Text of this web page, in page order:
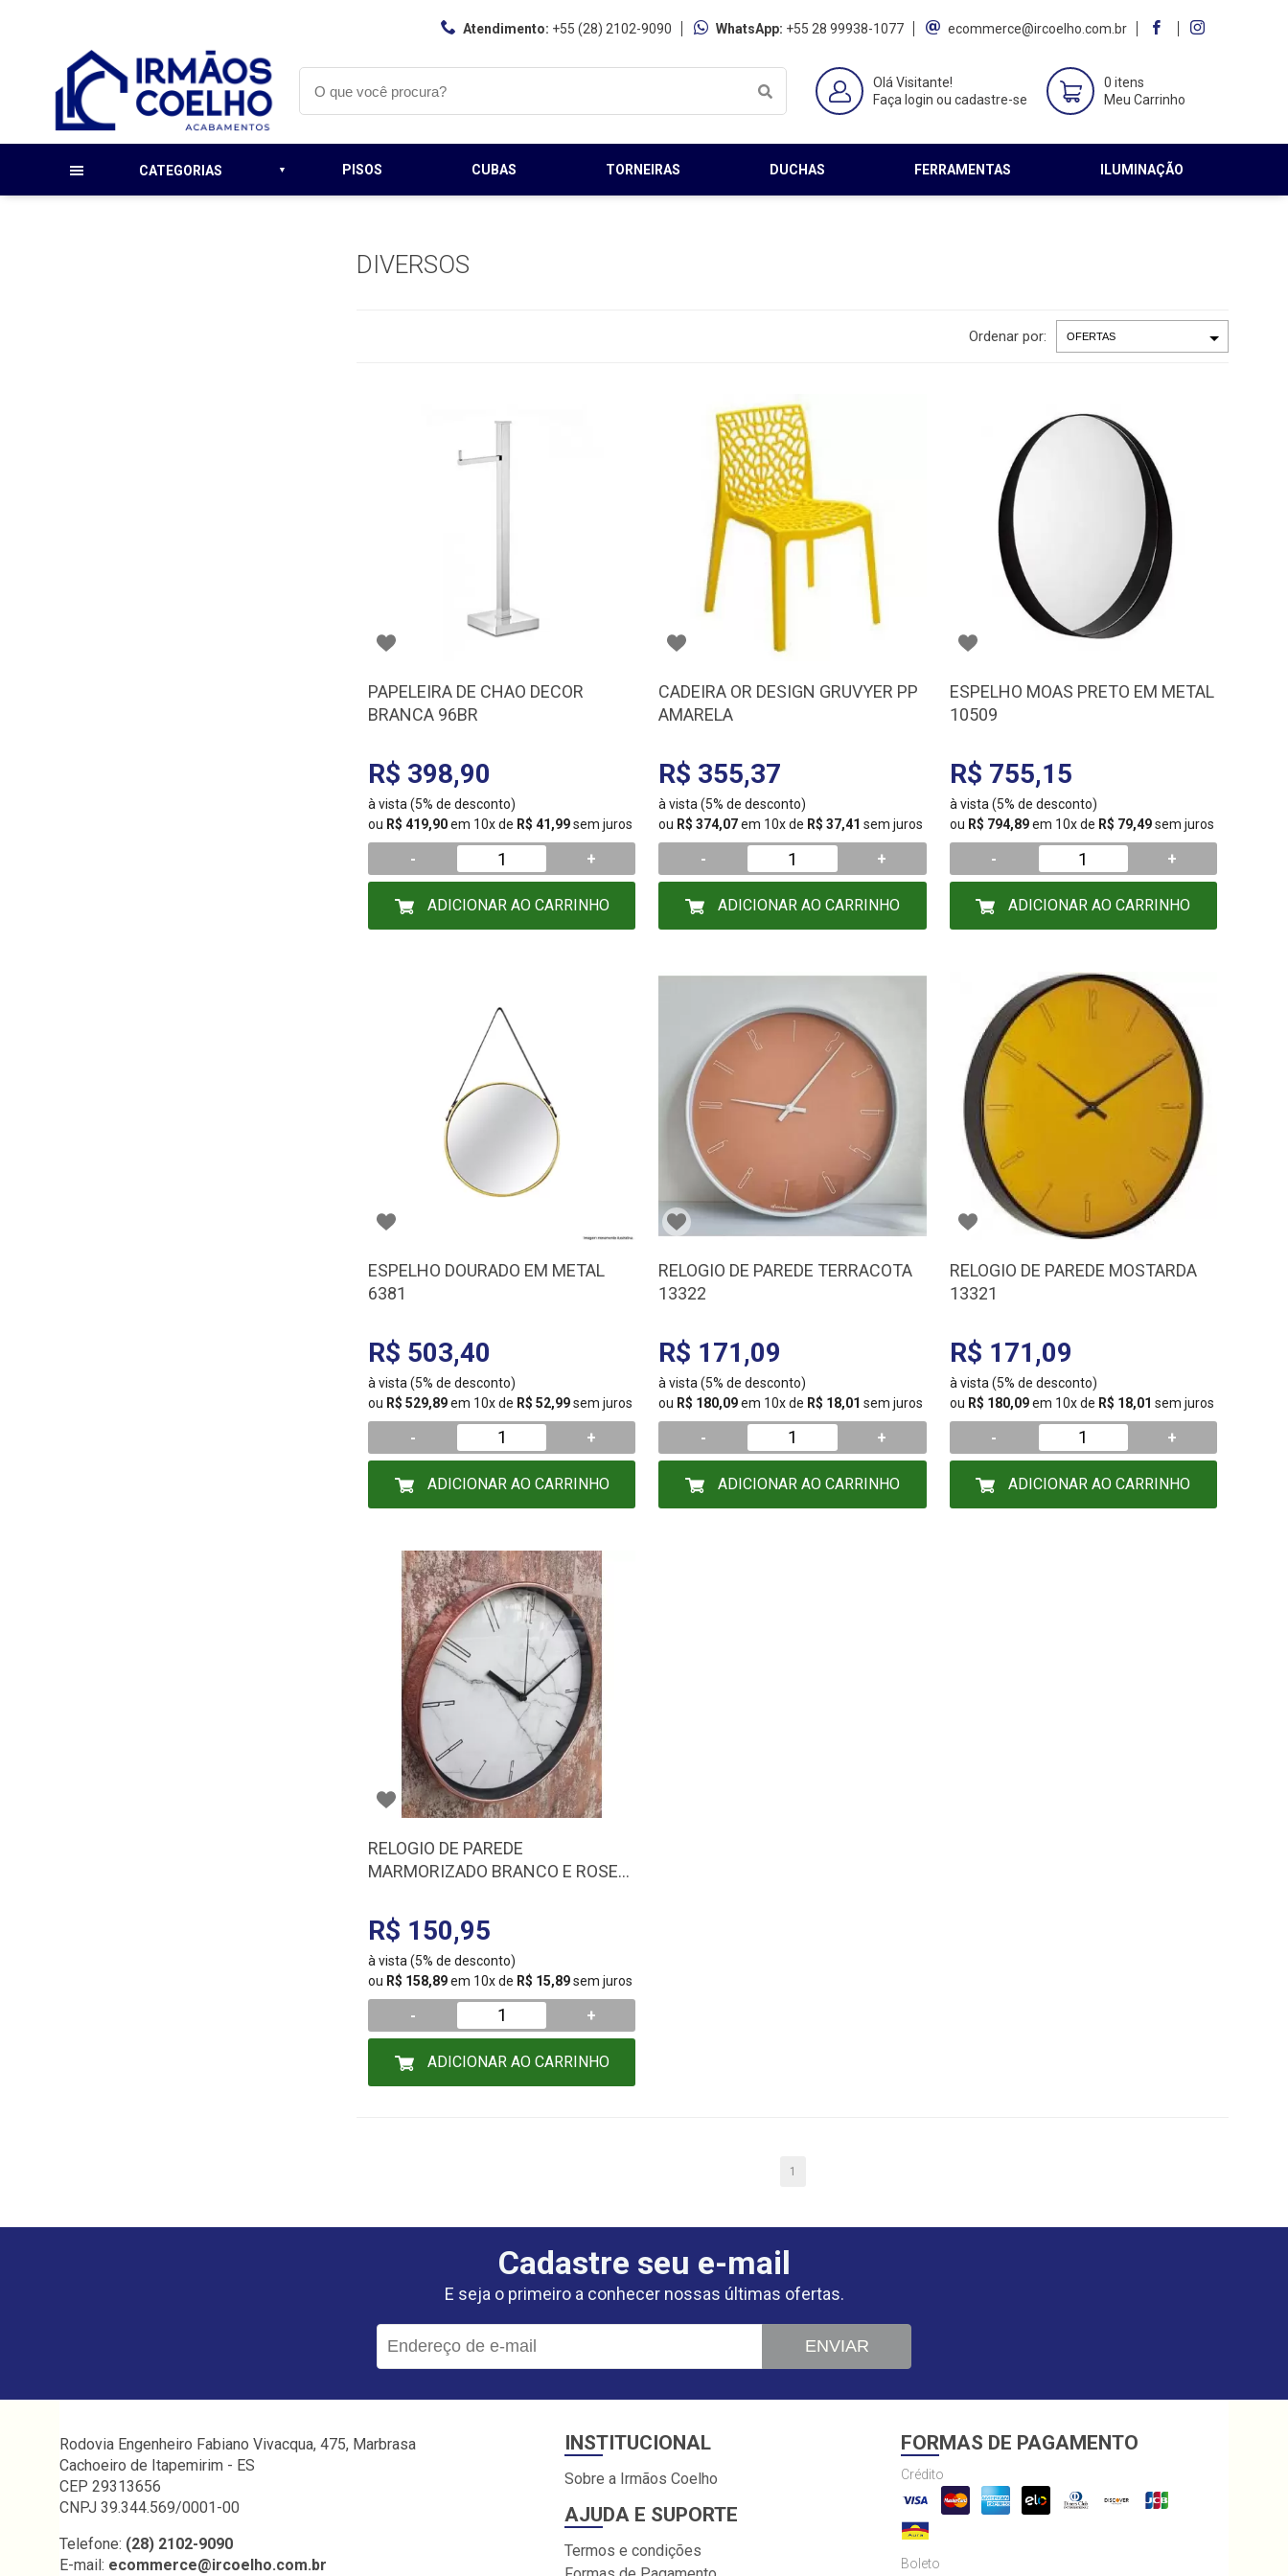
Atendimento: +55 (28) 2102-9090 WhatsApp: +55 28 99938-1077 ecommerce@ircoelho.com.br
Olá Visitante!
Faça login ou cadastre-se
0 itens
Meu Carrinho
CATEGORIAS PISOS CUBAS TORNEIRAS DUCHAS FERRAMENTAS ILUMINAÇÃO
DIVERSOS
Ordenar por:
PAPELEIRA DE CHAO DECOR
BRANCA 96BR
R$ 398,90
à vista (5% de desconto)
ou R$ 419,90em 10x de R$ 41,99sem juros
- +
ADICIONAR AO CARRINHO
CADEIRA OR DESIGN GRUVYER PP
AMARELA
R$ 355,37
à vista (5% de desconto)
ou R$ 374,07em 10x de R$ 37,41 sem juros
- +
ADICIONAR AO CARRINHO
ESPELHO MOAS PRETO EM METAL
10509
R$ 755,15
à vista (5% de desconto)
ou R$ 794,89em 10x de R$ 79,49sem juros
- +
ADICIONAR AO CARRINHO
ESPELHO DOURADO EM METAL
6381
R$ 503,40
à vista (5% de desconto)
ou R$ 529,89em 10x de R$ 52,99sem juros
- +
ADICIONAR AO CARRINHO
RELOGIO DE PAREDE TERRACOTA
13322
R$ 171,09
à vista (5% de desconto)
ou R$ 180,09em 10x de R$ 18,01 sem juros
- +
ADICIONAR AO CARRINHO
RELOGIO DE PAREDE MOSTARDA
13321
R$ 171,09
à vista (5% de desconto)
ou R$ 180,09em 10x de R$ 18,01 sem juros
- +
ADICIONAR AO CARRINHO
RELOGIO DE PAREDE
MARMORIZADO BRANCO E ROSE
R$ 150,95
à vista (5% de desconto)
ou R$ 158,89em 10x de R$ 15,89sem juros
- +
ADICIONAR AO CARRINHO
1
Cadastre seu e-mail
E seja o primeiro a conhecer nossas últimas ofertas.
ENVIAR
Rodovia Engenheiro Fabiano Vivacqua, 475, Marbrasa
Cachoeiro de Itapemirim - ES
CEP 29313656
CNPJ 39.344.569/0001-00
Telefone: (28) 2102-9090
E-mail: ecommerce@ircoelho.com.br
INSTITUCIONAL
Sobre a Irmãos Coelho
AJUDA E SUPORTE
Termos e condições
FORMAS DE PAGAMENTO
Crédito
Boleto